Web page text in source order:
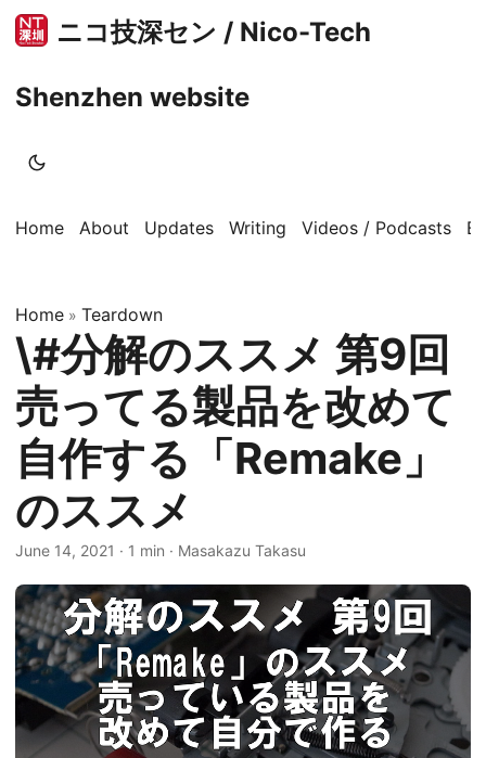
ニコ技深セン / Nico-Tech
Shenzhen website
Home About Updates Writing Videos / Podcasts
Home » Teardown
\#分解のススメ 第9回
売ってる製品を改めて
自作する「Remake」
のススメ
June 14, 2021 · 1 min · Masakazu Takasu